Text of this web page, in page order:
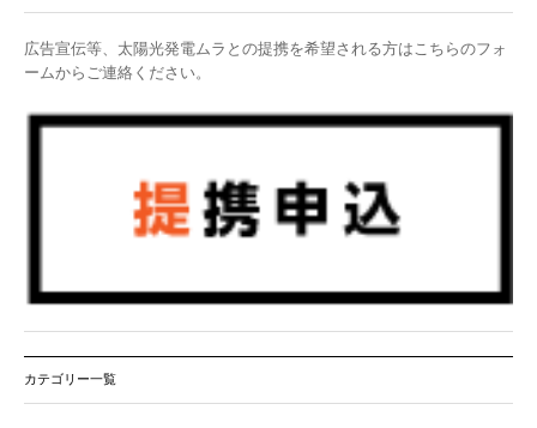
広告宣伝等、太陽光発電ムラとの提携を希望される方はこちらのフォ
ームからご連絡ください。
カテゴリー一覧